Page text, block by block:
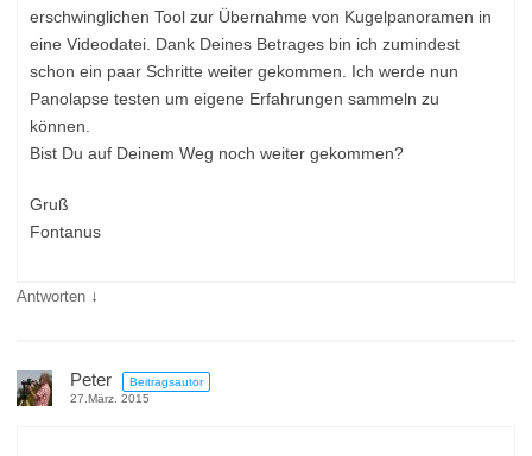
erschwinglichen Tool zur Übernahme von Kugelpanoramen in
eine Videodatei. Dank Deines Betrages bin ich zumindest
schon ein paar Schritte weiter gekommen. Ich werde nun
Panolapse testen um eigene Erfahrungen sammeln zu
können.
Bist Du auf Deinem Weg noch weiter gekommen?
Gruß
Fontanus
Antworten ↓
Peter
Beitragsautor
27.März. 2015